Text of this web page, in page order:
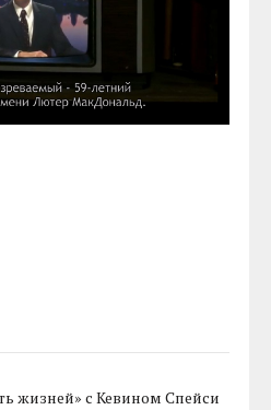
жизней» с Кевином Спейси